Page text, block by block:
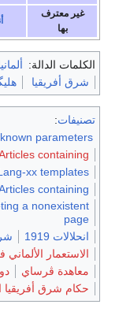
غير معترف
بها
الكلمات الدالة: ألمانيا
شرق أفريقيا
تصنيفات:
parameters
Articles containing ألمانية-language text
Lang-xx templates
Articles containing إنگليزية-language text
a nonexistent
page
انحلالات 1919
الاستعمار الألماني
معاهدة ڤرساي
حكام شرق أفريقيا